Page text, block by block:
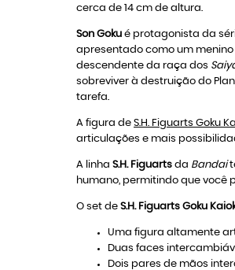
cerca de 14 cm de altura.
Son Goku é protagonista da
apresentado como um
descendente da raça dos
sobreviver à destruição do
tarefa.
A figura de S.H. Figuarts Goku
articulações e mais
A linha S.H. Figuarts da Bandai
humano, permitindo que você
O set de S.H. Figuarts Goku
Uma figura altamente
Duas faces
Dois pares de mãos